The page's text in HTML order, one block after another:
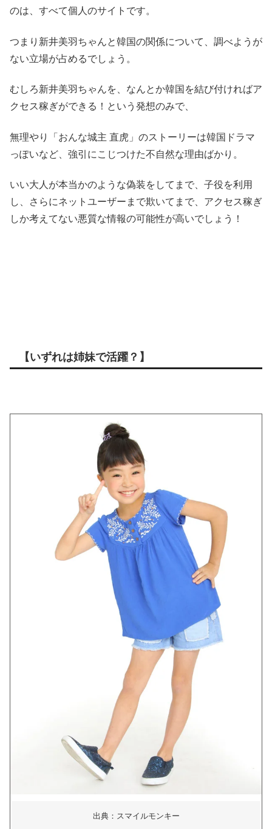
のは、すべて個人のサイトです。
つまり新井美羽ちゃんと韓国の関係について、調べようが
ない立場が占めるでしょう。
むしろ新井美羽ちゃんを、なんとか韓国を結び付ければア
クセス稼ぎができる！という発想のみで、
無理やり「おんな城主 直虎」のストーリーは韓国ドラマ
っぽいなど、強引にこじつけた不自然な理由ばかり。
いい大人が本当かのような偽装をしてまで、子役を利用
し、さらにネットユーザーまで欺いてまで、アクセス稼ぎ
しか考えてない悪質な情報の可能性が高いでしょう！
【いずれは姉妹で活躍？】
出典：スマイルモンキー